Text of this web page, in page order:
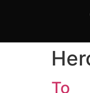
To